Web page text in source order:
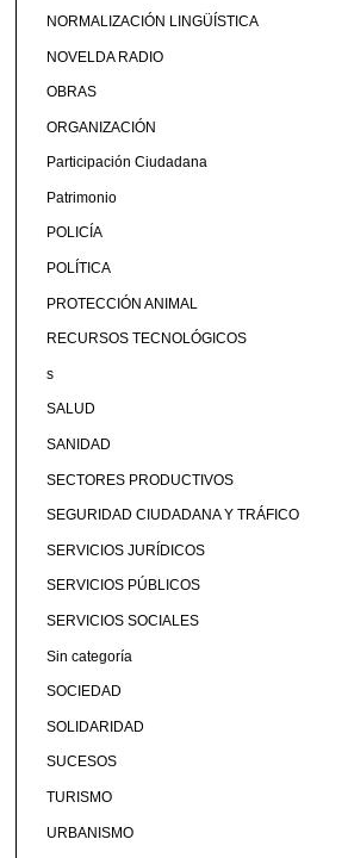
NORMALIZACIÓN LINGÜÍSTICA
NOVELDA RADIO
OBRAS
ORGANIZACIÓN
Participación Ciudadana
Patrimonio
POLICÍA
POLÍTICA
PROTECCIÓN ANIMAL
RECURSOS TECNOLÓGICOS
s
SALUD
SANIDAD
SECTORES PRODUCTIVOS
SEGURIDAD CIUDADANA Y TRÁFICO
SERVICIOS JURÍDICOS
SERVICIOS PÚBLICOS
SERVICIOS SOCIALES
Sin categoría
SOCIEDAD
SOLIDARIDAD
SUCESOS
TURISMO
URBANISMO